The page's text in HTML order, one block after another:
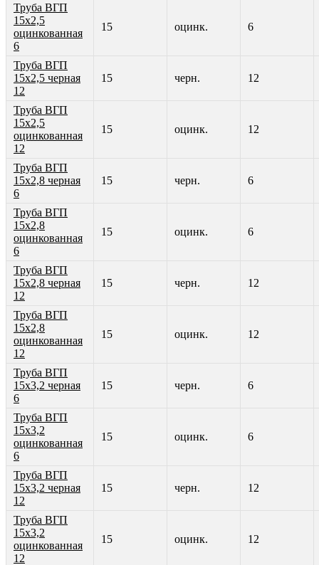
Труба ВГП
15х2,5
оцинкованная
6
15 оцинк. 6
Труба ВГП
15х2,5 черная
12
15 черн. 12
Труба ВГП
15х2,5
оцинкованная
12
15 оцинк. 12
Труба ВГП
15х2,8 черная
6
15 черн. 6
Труба ВГП
15х2,8
оцинкованная
6
15 оцинк. 6
Труба ВГП
15х2,8 черная
12
15 черн. 12
Труба ВГП
15х2,8
оцинкованная
12
15 оцинк. 12
Труба ВГП
15х3,2 черная
6
15 черн. 6
Труба ВГП
15х3,2
оцинкованная
6
15 оцинк. 6
Труба ВГП
15х3,2 черная
12
15 черн. 12
Труба ВГП
15х3,2
оцинкованная
12
15 оцинк. 12